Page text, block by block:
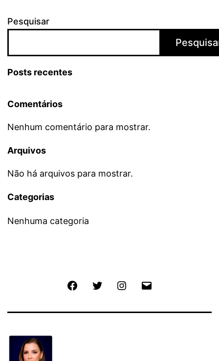
Pesquisar
Posts recentes
Comentários
Nenhum comentário para mostrar.
Arquivos
Não há arquivos para mostrar.
Categorias
Nenhuma categoria
FacebookTwitter Instagram